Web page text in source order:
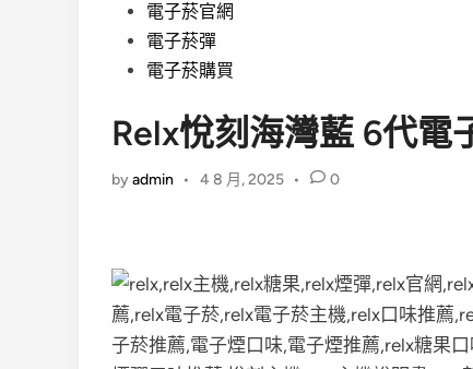
電子菸官網
電子菸彈
電子菸購買
Relx悅刻海灣藍 6代電
byadmin • 4 8 月, 2025 • 0